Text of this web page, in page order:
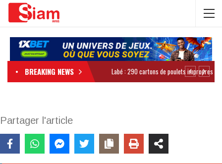
BREAKING NEWS
Partager l'article